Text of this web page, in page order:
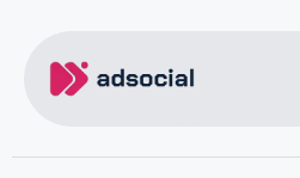
შარმ ელ შეიხის ტური
კრეტას ტური